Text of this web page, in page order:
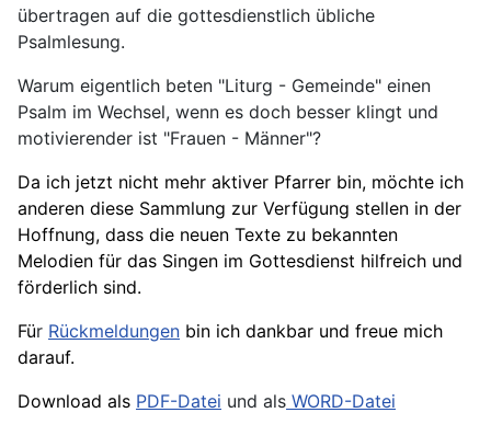
übertragen auf die gottesdienstlich übliche
Psalmlesung.
Warum eigentlich beten "Liturg - Gemeinde" einen
Psalm im Wechsel, wenn es doch besser klingt und
motivierender ist "Frauen - Männer"?
Da ich jetzt nicht mehr aktiver Pfarrer bin, möchte ich
anderen diese Sammlung zur Verfügung stellen in der
Hoffnung, dass die neuen Texte zu bekannten
Melodien für das Singen im Gottesdienst hilfreich und
förderlich sind.
Für Rückmeldungen bin ich dankbar und freue mich
darauf.
Download als PDF-Datei und als WORD-Datei